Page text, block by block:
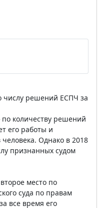
числу решений ЕСПЧ за
по количеству решений
его работы и
Однако в 2018
признанных судом
место по
суда по правам
все время его